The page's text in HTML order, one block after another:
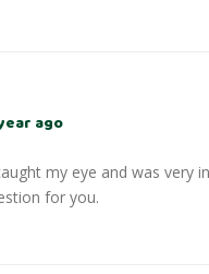
ago
my eye and was very
for you.